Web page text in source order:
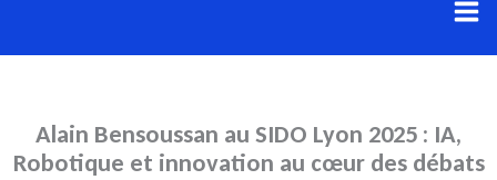
au
Alain Bensoussan au SIDO Lyon 2025 : IA,
Robotique et innovation au cœur des débats